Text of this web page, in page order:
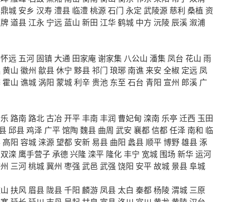
鼎城 安乡 汉寿 澧县 临澧桃源石门 永定 武陵源 慈利 桑植 资
道县 江永 宁远 蓝山 新田 江华鹤城 中方 沅陵 辰溪 溆浦
怀远 五河 固镇 大通 田家庵谢家集 八公山 潘集 凤台 花山 雨
黄山 徽州 歙县休宁 黟县祁门 琅琊 南谯 来安 全椒 定远 凤
霍山 谯城 涡阳 蒙城利辛 贵池 东至 石台 青阳 宣州 郎溪 广
路南 路北古冶 开平丰南 丰润 曹妃甸 滦南 乐亭 迁西 玉田
邱县鸡泽 广平馆陶 魏县 曲周 武安 襄都信都任泽 南和 临
高阳 容城 涞源望都 安新易县 曲阳 蠡县 顺平博野雄县涿
双滦 鹰手营子承德兴隆 滦平 隆化丰宁 宽城 围场 新华运河
三河桃城冀州 枣强 武邑 武强 饶阳 安平故城 景县阜城
扶风 眉县 陇县千阳 麟游 凤县 太白 秦都杨陵渭城 三原